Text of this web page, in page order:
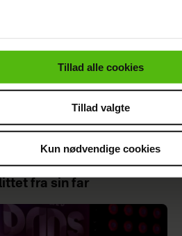
cookiepolitik.
Tillad alle cookies
Tillad valgte
Kun nødvendige cookies
skelsættende
fra sin far